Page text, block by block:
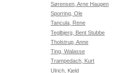
Sørensen, Arne Haugen
Sporring, Ole
Tancula, Rene
Teglbjerg, Bent Stubbe
Tholstrup, Anne
Ting, Walasse
Trampedach, Kurt
Ulrich, Kjeld